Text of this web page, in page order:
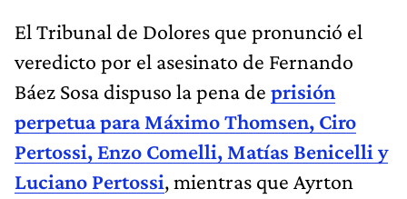
El Tribunal de Dolores que pronunció el
veredicto por el asesinato de Fernando
Báez Sosa dispuso la pena de prisión
perpetua para Máximo Thomsen, Ciro
Pertossi, Enzo Comelli, Matías Benicelli y
Luciano Pertossi, mientras que Ayrton